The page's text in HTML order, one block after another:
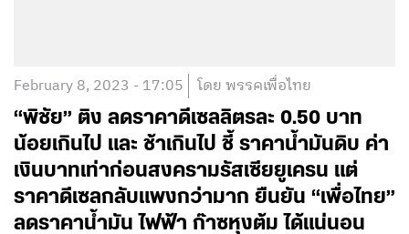
February 8, 2023 - 17:05 โดย พรรคเพื่อไทย
“พิชัย” ติง ลดราคาดีเซลลิตรละ 0.50 บาท
น้อยเกินไป และ ช้าเกินไป ชี้ ราคาน้ำมันดิบ ค่า
เงินบาทเท่าก่อนสงครามรัสเซียยูเครน แต่
ราคาดีเซลกลับแพงกว่ามาก ยืนยัน “เพื่อไทย”
ลดราคาน้ำมัน ไฟฟ้า ก๊าซหุงต้ม ได้แน่นอน